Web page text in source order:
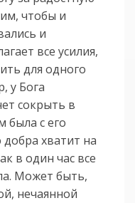
чтобы и
и
все усилия,
для одного
у Бога
сокрыть в
была с его
хватит на
в один час все
Может быть,
нечаянной